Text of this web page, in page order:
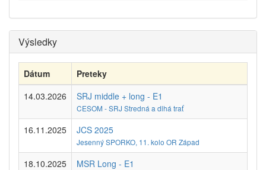
Výsledky
Dátum
Preteky
14.03.2026
SRJ middle + long - E1
CESOM - SRJ Stredná a dlhá trať
16.11.2025 JCS 2025
Jesenný SPORKO, 11. kolo OR Západ
18.10.2025 MSR Long - E1